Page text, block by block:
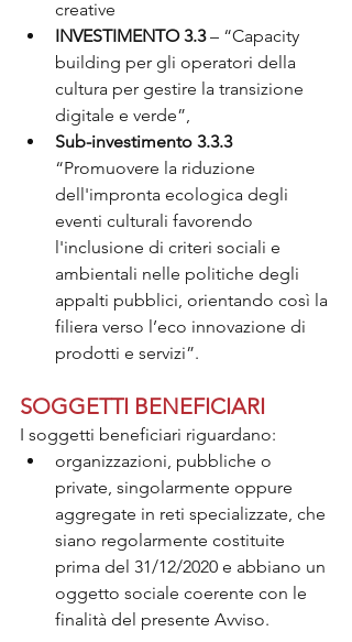
creative
INVESTIMENTO 3.3 – “Capacity
building per gli operatori della
cultura per gestire la transizione
digitale e verde”,
Sub-investimento 3.3.3
“Promuovere la riduzione
dell'impronta ecologica degli
eventi culturali favorendo
l'inclusione di criteri sociali e
ambientali nelle politiche degli
appalti pubblici, orientando così la
filiera verso l’eco innovazione di
prodotti e servizi”.
SOGGETTI BENEFICIARI
I soggetti beneficiari riguardano:
organizzazioni, pubbliche o
private, singolarmente oppure
aggregate in reti specializzate, che
siano regolarmente costituite
prima del 31/12/2020 e abbiano un
oggetto sociale coerente con le
finalità del presente Avviso.